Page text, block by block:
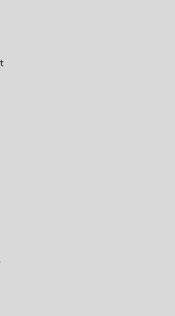
äventyret:
levererar riktigt kraft när
trefotingar till
och infraröd
år.
att göra utemiljön till en
faktiskt vill hänga.